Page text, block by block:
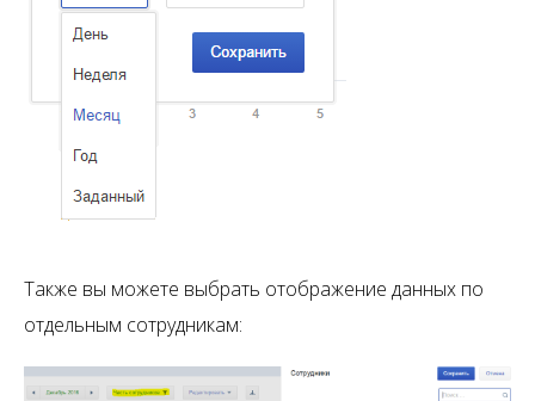
Также вы можете выбрать отображение данных по
отдельным сотрудникам: